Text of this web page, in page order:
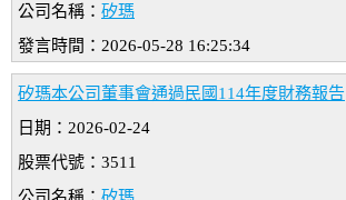
公司名稱： 矽瑪
發言時間：2026-05-28 16:25:34
矽瑪本公司董事會通過民國114年度財務報告
日期：2026-02-24
股票代號：3511